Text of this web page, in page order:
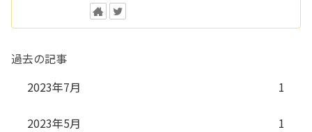
過去の記事
2023年7月
1
2023年5月 1